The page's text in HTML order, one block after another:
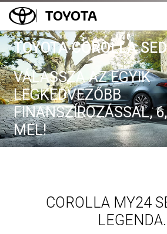
TOYOTA
TOYOTA COROLLA
VÁLASSZA AZ EGYIK
LEGKEDVEZŐBB
FINANSZÍROZÁSSAL,
MEL!
COROLLA MY24
LEGENDA.